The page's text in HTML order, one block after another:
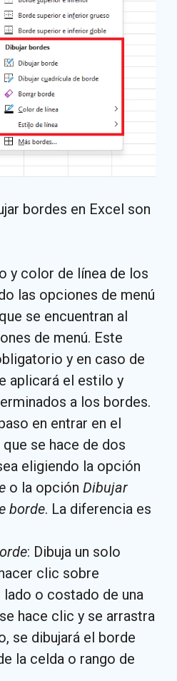
bordes en Excel son
y color de línea de los
las opciones de menú
se encuentran al
de menú. Este
y en caso de
aplicará el estilo y
a los bordes.
en entrar en el
se hace de dos
eligiendo la opción
o la opción Dibujar
borde. La diferencia es
: Dibuja un solo
clic sobre
lado o costado de una
hace clic y se arrastra
se dibujará el borde
la celda o rango de